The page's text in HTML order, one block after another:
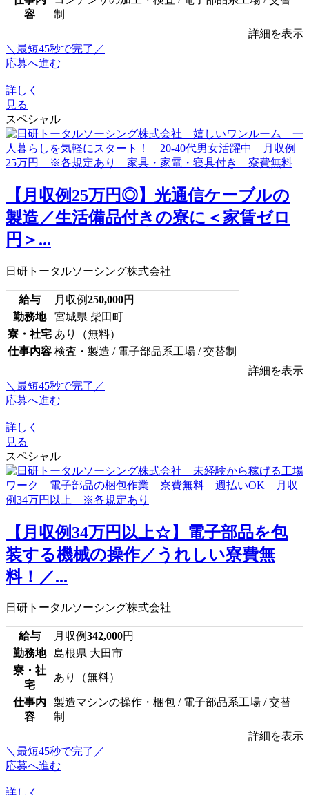
容
制
詳細を表示
＼最短45秒で完了／
応募へ進む
詳しく
見る
スペシャル
【月収例25万円◎】光通信ケーブルの
製造／生活備品付きの寮に＜家賃ゼロ
円＞...
日研トータルソーシング株式会社
給与 月収例250,000円
勤務地
宮城県 柴田町
寮・社宅 あり（無料）
仕事内容 検査・製造 / 電子部品系工場 / 交替制
詳細を表示
＼最短45秒で完了／
応募へ進む
詳しく
見る
スペシャル
【月収例34万円以上☆】電子部品を包
装する機械の操作／うれしい寮費無
料！／...
日研トータルソーシング株式会社
給与 月収例342,000円
勤務地
島根県 大田市
寮・社
宅
あり（無料）
仕事内
容
製造マシンの操作・梱包 / 電子部品系工場 / 交替
制
詳細を表示
＼最短45秒で完了／
応募へ進む